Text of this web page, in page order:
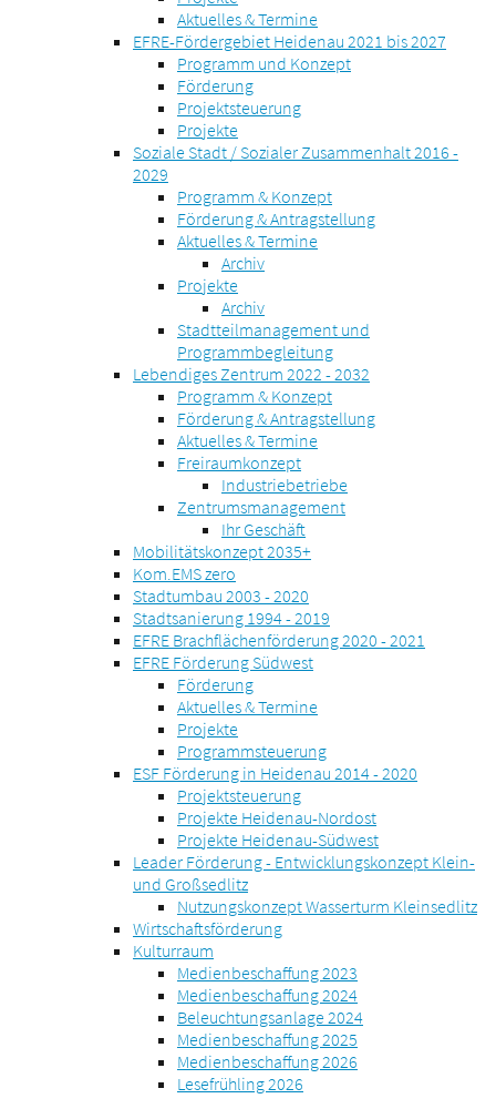
Aktuelles & Termine
EFRE-Fördergebiet Heidenau 2021 bis 2027
Programm und Konzept
Förderung
Projektsteuerung
Projekte
Soziale Stadt / Sozialer Zusammenhalt 2016 -
2029
Programm & Konzept
Förderung & Antragstellung
Aktuelles & Termine
Archiv
Projekte
Archiv
Stadtteilmanagement und
Programmbegleitung
Lebendiges Zentrum 2022 - 2032
Programm & Konzept
Förderung & Antragstellung
Aktuelles & Termine
Freiraumkonzept
Industriebetriebe
Zentrumsmanagement
Ihr Geschäft
Mobilitätskonzept 2035+
Kom.EMS zero
Stadtumbau 2003 - 2020
Stadtsanierung 1994 - 2019
EFRE Brachflächenförderung 2020 - 2021
EFRE Förderung Südwest
Förderung
Aktuelles & Termine
Projekte
Programmsteuerung
ESF Förderung in Heidenau 2014 - 2020
Projektsteuerung
Projekte Heidenau-Nordost
Projekte Heidenau-Südwest
Leader Förderung - Entwicklungskonzept Klein-
und Großsedlitz
Nutzungskonzept Wasserturm Kleinsedlitz
Wirtschaftsförderung
Kulturraum
Medienbeschaffung 2023
Medienbeschaffung 2024
Beleuchtungsanlage 2024
Medienbeschaffung 2025
Medienbeschaffung 2026
Lesefrühling 2026